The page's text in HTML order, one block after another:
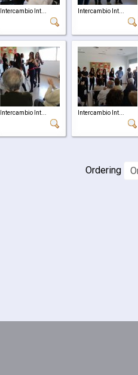
Intercambio Int... Intercambio Int...
Intercambio Int... Intercambio Int...
Ordering